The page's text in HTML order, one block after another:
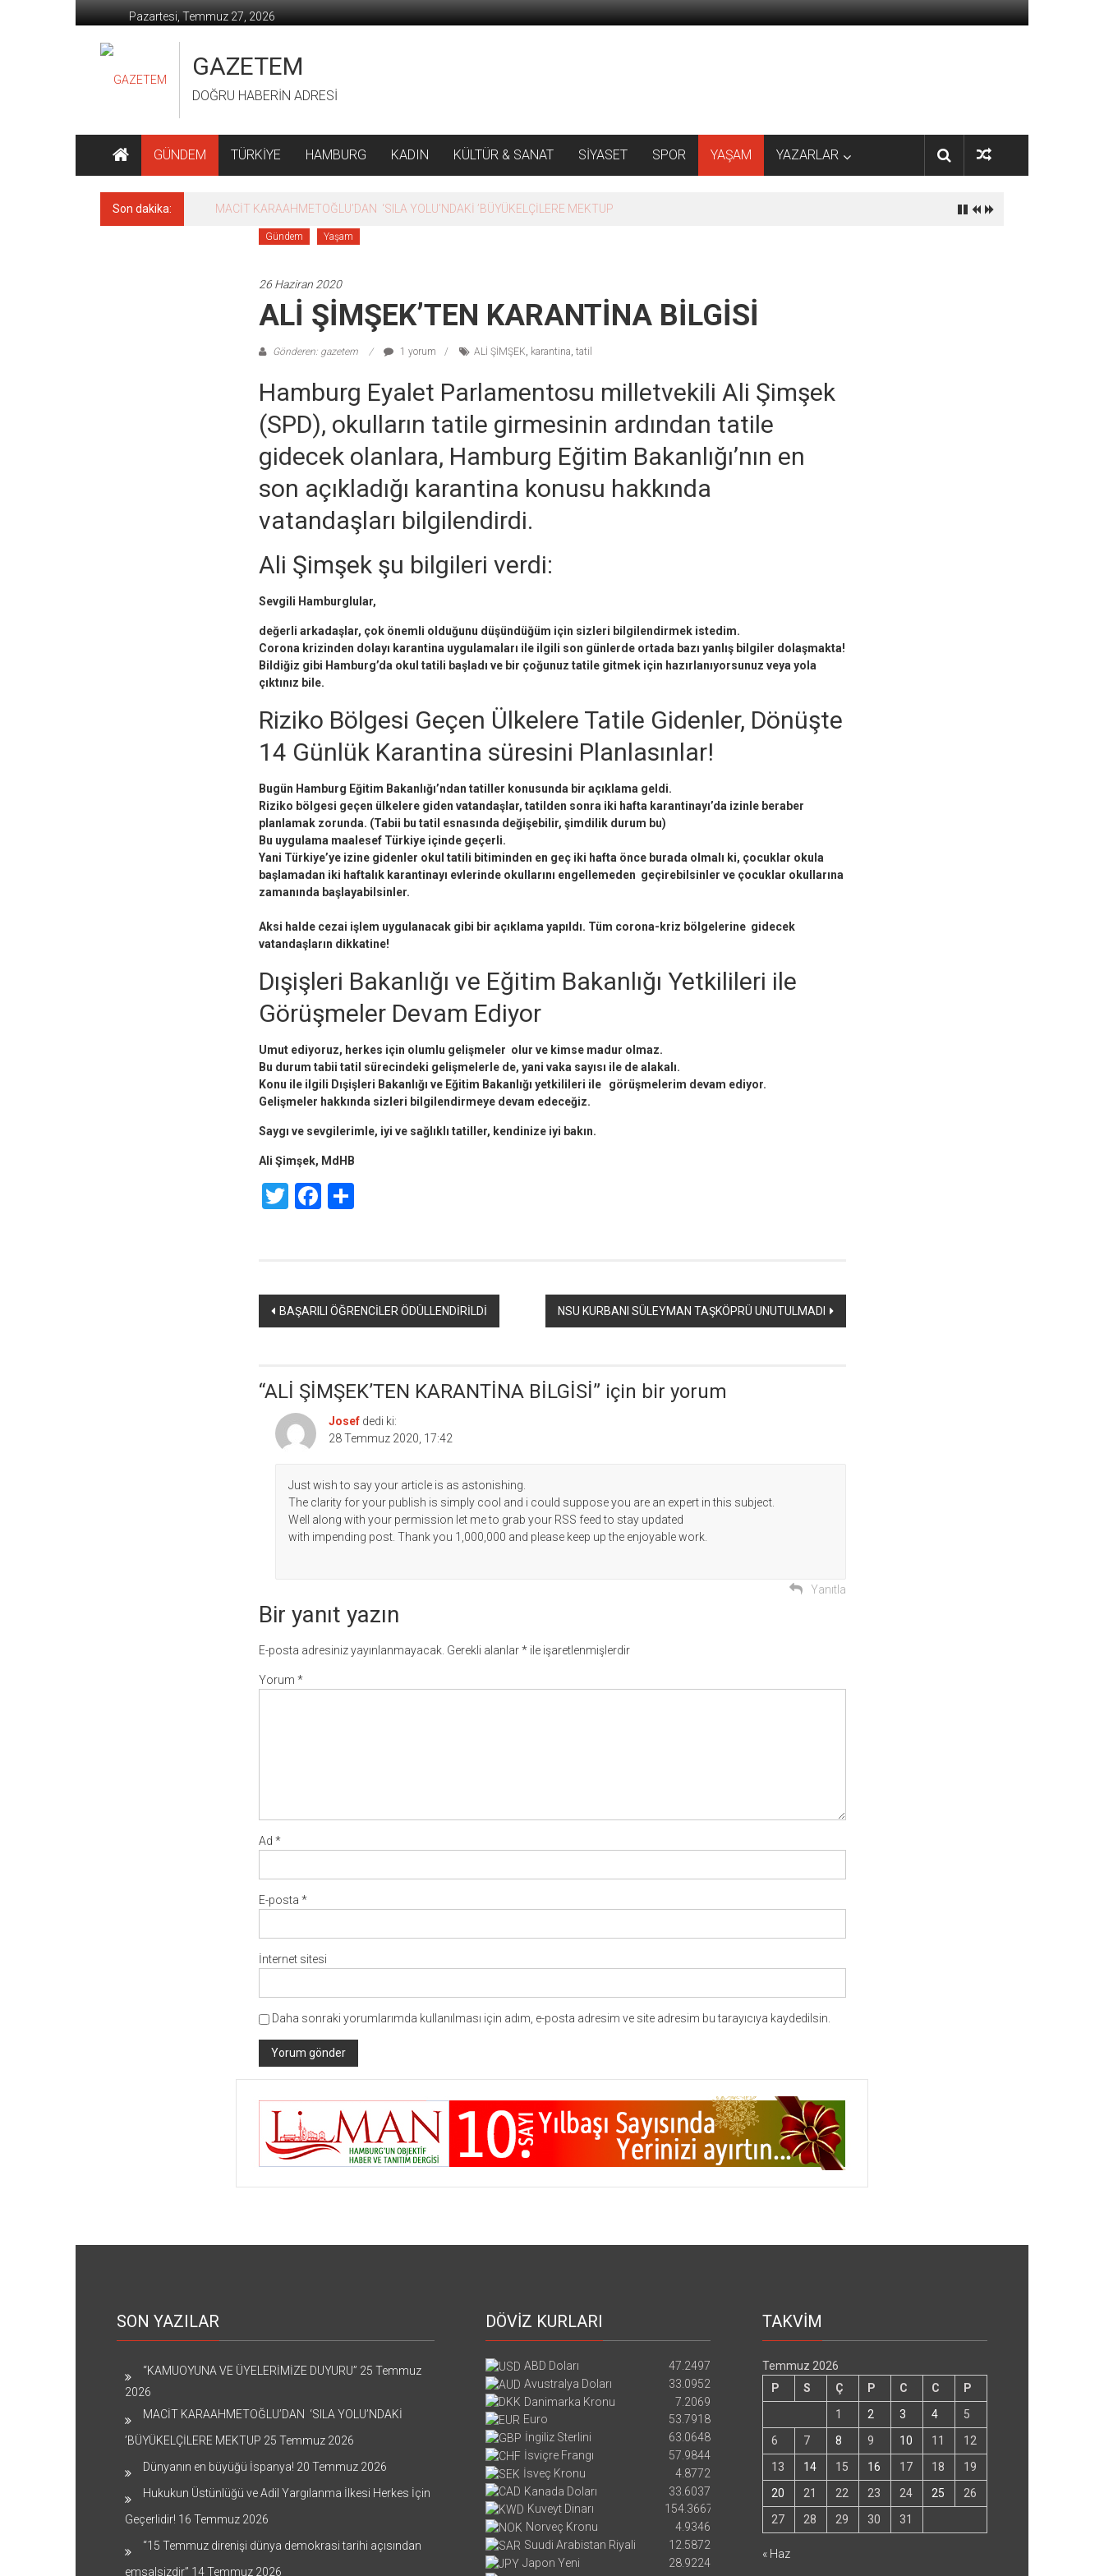
geç
Pazartesi, Temmuz 27, 2026
GAZETEM
DOĞRU HABERİN ADRESİ
GÜNDEM TÜRKİYE HAMBURG KADIN KÜLTÜR & SANAT SİYASET SPOR YAŞAM YAZARLAR
Son dakika: Dünyanın en büyüğü İspanya!
Gündem Yaşam
26 Haziran 2020
ALİ ŞİMŞEK’TEN KARANTİNA BİLGİSİ
Gönderen: gazetem 1 yorum ALİ ŞİMŞEK, karantina, tatil
Hamburg Eyalet Parlamentosu milletvekili Ali Şimşek
(SPD), okulların tatile girmesinin ardından tatile
gidecek olanlara, Hamburg Eğitim Bakanlığı’nın en
son açıkladığı karantina konusu hakkında
vatandaşları bilgilendirdi.
Ali Şimşek şu bilgileri verdi:
Sevgili Hamburglular,
değerli arkadaşlar, çok önemli olduğunu düşündüğüm için sizleri bilgilendirmek istedim.
Corona krizinden dolayı karantina uygulamaları ile ilgili son günlerde ortada bazı yanlış bilgiler dolaşmakta!
Bildiğiz gibi Hamburg’da okul tatili başladı ve bir çoğunuz tatile gitmek için hazırlanıyorsunuz veya yola
çıktınız bile.
Riziko Bölgesi Geçen Ülkelere Tatile Gidenler, Dönüşte
14 Günlük Karantina süresini Planlasınlar!
Bugün Hamburg Eğitim Bakanlığı’ndan tatiller konusunda bir açıklama geldi.
Riziko bölgesi geçen ülkelere giden vatandaşlar, tatilden sonra iki hafta karantinayı’da izinle beraber
planlamak zorunda. (Tabii bu tatil esnasında değişebilir, şimdilik durum bu)
Bu uygulama maalesef Türkiye içinde geçerli.
Yani Türkiye’ye izine gidenler okul tatili bitiminden en geç iki hafta önce burada olmalı ki, çocuklar okula
başlamadan iki haftalık karantinayı evlerinde okullarını engellemeden geçirebilsinler ve çocuklar okullarına
zamanında başlayabilsinler.
Aksi halde cezai işlem uygulanacak gibi bir açıklama yapıldı. Tüm corona-kriz bölgelerine gidecek
vatandaşların dikkatine!
Dışişleri Bakanlığı ve Eğitim Bakanlığı Yetkilileri ile
Görüşmeler Devam Ediyor
Umut ediyoruz, herkes için olumlu gelişmeler olur ve kimse madur olmaz.
Bu durum tabii tatil sürecindeki gelişmelerle de, yani vaka sayısı ile de alakalı.
Konu ile ilgili Dışişleri Bakanlığı ve Eğitim Bakanlığı yetkilileri ile görüşmelerim devam ediyor.
Gelişmeler hakkında sizleri bilgilendirmeye devam edeceğiz.
Saygı ve sevgilerimle, iyi ve sağlıklı tatiller, kendinize iyi bakın.
Ali Şimşek, MdHB
TwitterFacebook
Share
Yazı
BAŞARILI ÖĞRENCİLER ÖDÜLLENDİRİLDİ NSU KURBANI SÜLEYMAN TAŞKÖPRÜ UNUTULMADI
“ALİ ŞİMŞEK’TEN KARANTİNA BİLGİSİ” için bir yorum
Josef dedi ki:
28 Temmuz 2020, 17:42
Just wish to say your article is as astonishing.
The clarity for your publish is simply cool and i could suppose you are an expert in this subject.
Well along with your permission let me to grab your RSS feed to stay updated
with impending post. Thank you 1,000,000 and please keep up the enjoyable work.
Yanıtla
Bir yanıt yazın
E-posta adresiniz yayınlanmayacak. Gerekli alanlar*ile işaretlenmişlerdir
Yorum *
Ad *
E-posta *
İnternet sitesi
Daha sonraki yorumlarımda kullanılması için adım, e-posta adresim ve site adresim bu tarayıcıya kaydedilsin.
SON YAZILAR
“KAMUOYUNA VE ÜYELERİMİZE DUYURU” 25 Temmuz
2026
MACİT KARAAHMETOĞLU’DAN ‘SILA YOLU’NDAKİ
’BÜYÜKELÇİLERE MEKTUP 25 Temmuz 2026
Dünyanın en büyüğü İspanya! 20 Temmuz 2026
Hukukun Üstünlüğü ve Adil Yargılanma İlkesi Herkes İçin
Geçerlidir! 16 Temmuz 2026
“15 Temmuz direnişi dünya demokrasi tarihi açısından
emsalsizdir” 14 Temmuz 2026
DÖVİZ KURLARI
ABD Doları
47.2497
Avustralya Doları
33.0952
Danimarka Kronu
7.2069
Euro
53.7918
İngiliz Sterlini
63.0648
İsviçre Frangı
57.9844
İsveç Kronu
4.8772
Kanada Doları
33.6037
Kuveyt Dinarı
154.3667
Norveç Kronu
4.9346
Suudi Arabistan Riyali
12.5872
Japon Yeni
28.9224
TAKVİM
Temmuz 2026
P
S Ç P C C
P
1
2 3 4
5
6
7 8 9 10 11
12
13
14 15 16 17 18
19
20
21 22 23 24 25
26
27
28 29 30 31
« Haz